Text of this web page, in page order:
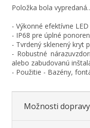
Položka bola
- Výkonné efektívne
- IP68 pre úplné
- Tvrdený sklenený kryt
- Robustné
alebo zabudovanú
- Použitie - Bazény,
Možnosti